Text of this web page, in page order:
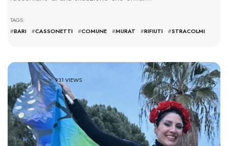
TAGS:
#BARI #CASSONETTI #COMUNE #MURAT #RIFIUTI #STRACOLMI
931 VIEWS